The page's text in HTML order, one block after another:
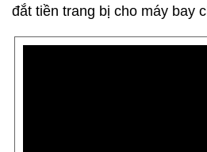
đắt tiền trang bị cho máy bay